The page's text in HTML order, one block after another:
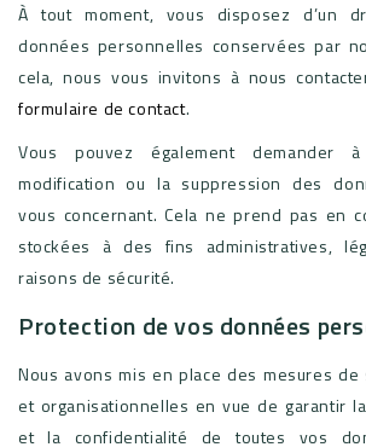
À tout moment, vous disposez d’un
données personnelles conservées par
cela, nous vous invitons à nous
formulaire de contact.
Vous pouvez également demander
modification ou la suppression des
vous concernant. Cela ne prend pas en
stockées à des fins administratives,
raisons de sécurité.
Protection de vos données
Nous avons mis en place des mesures de
et organisationnelles en vue de garantir
et la confidentialité de toutes vos